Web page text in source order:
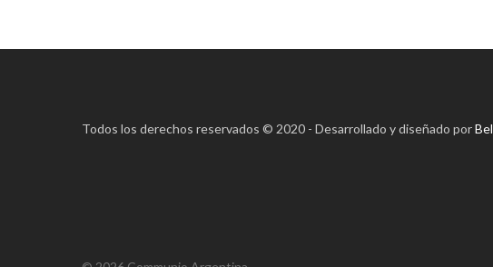
Todos los derechos reservados © 2020 - Desarrollado y diseñado por